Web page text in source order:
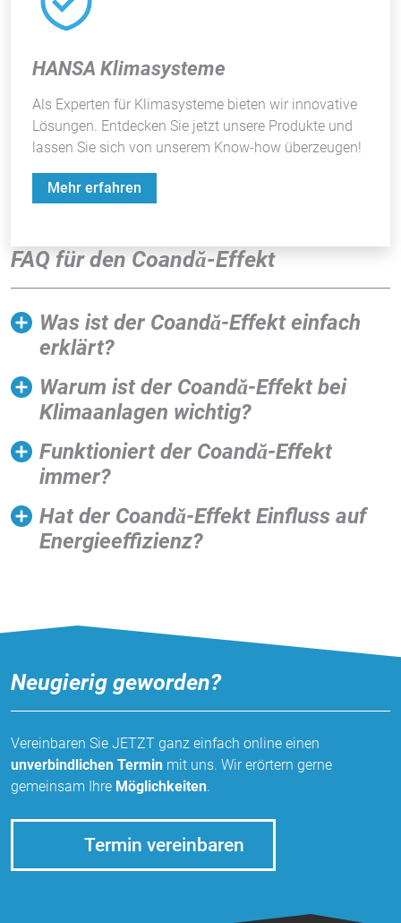
HANSA Klimasysteme
Als Experten für Klimasysteme bieten wir innovative
Lösungen. Entdecken Sie jetzt unsere Produkte und
lassen Sie sich von unserem Know-how überzeugen!
Mehr erfahren
FAQ für den Coandă-Effekt
Was ist der Coandă-Effekt einfach
erklärt?
Warum ist der Coandă-Effekt bei
Klimaanlagen wichtig?
Funktioniert der Coandă-Effekt
immer?
Hat der Coandă-Effekt Einfluss auf
Energieeffizienz?
Neugierig geworden?
Vereinbaren Sie JETZT ganz einfach online einen
unverbindlichen Termin mit uns. Wir erörtern gerne
gemeinsam Ihre Möglichkeiten.
Termin vereinbaren